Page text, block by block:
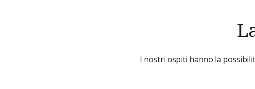
I nostri ospiti hanno la